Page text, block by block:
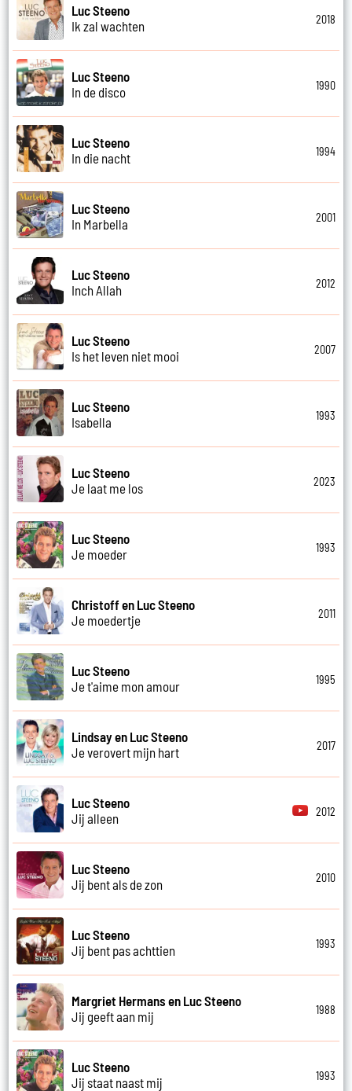
Luc Steeno
Ik zal wachten
2018
Luc Steeno
In de disco
1990
Luc Steeno
In die nacht
1994
Luc Steeno
In Marbella
2001
Luc Steeno
Inch Allah
2012
Luc Steeno
Is het leven niet mooi
2007
Luc Steeno
Isabella
1993
Luc Steeno
Je laat me los
2023
Luc Steeno
Je moeder
1993
Christoff en Luc Steeno
Je moedertje
2011
Luc Steeno
Je t'aime mon amour
1995
Lindsay en Luc Steeno
Je verovert mijn hart
2017
Luc Steeno
Jij alleen
2012
Luc Steeno
Jij bent als de zon
2010
Luc Steeno
Jij bent pas achttien
1993
Margriet Hermans en Luc Steeno
Jij geeft aan mij
1988
Luc Steeno
Jij staat naast mij
1993